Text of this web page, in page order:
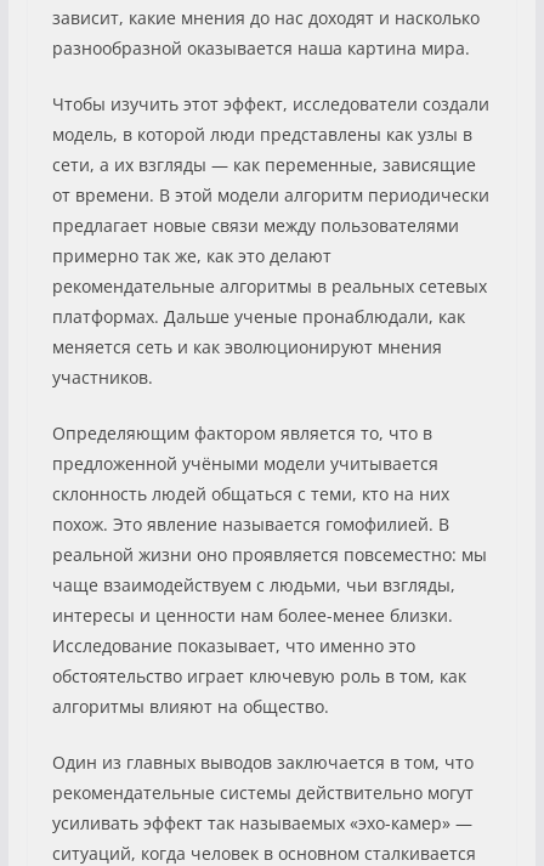
зависит, какие мнения до нас доходят и насколько
разнообразной оказывается наша картина мира.
Чтобы изучить этот эффект, исследователи создали
модель, в которой люди представлены как узлы в
сети, а их взгляды — как переменные, зависящие
от времени. В этой модели алгоритм периодически
предлагает новые связи между пользователями
примерно так же, как это делают
рекомендательные алгоритмы в реальных сетевых
платформах. Дальше ученые пронаблюдали, как
меняется сеть и как эволюционируют мнения
участников.
Определяющим фактором является то, что в
предложенной учёными модели учитывается
склонность людей общаться с теми, кто на них
похож. Это явление называется гомофилией. В
реальной жизни оно проявляется повсеместно: мы
чаще взаимодействуем с людьми, чьи взгляды,
интересы и ценности нам более-менее близки.
Исследование показывает, что именно это
обстоятельство играет ключевую роль в том, как
алгоритмы влияют на общество.
Один из главных выводов заключается в том, что
рекомендательные системы действительно могут
усиливать эффект так называемых «эхо-камер» —
ситуаций, когда человек в основном сталкивается